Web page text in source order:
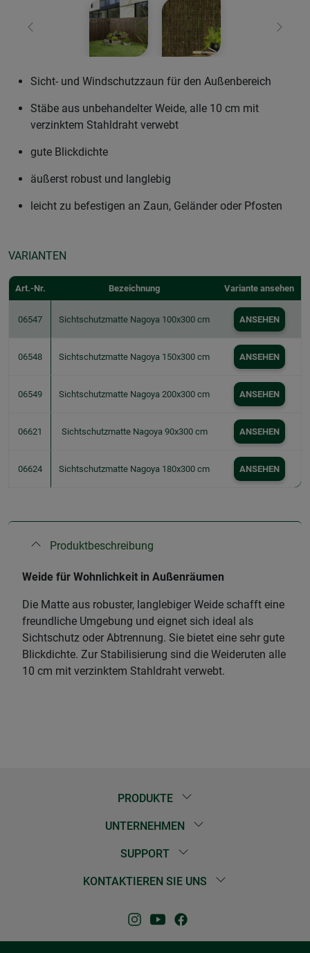
Zurück Weiter
Sicht- und Windschutzzaun für den Außenbereich
Stäbe aus unbehandelter Weide, alle 10 cm mit
verzinktem Stahldraht verwebt
gute Blickdichte
äußerst robust und langlebig
leicht zu befestigen an Zaun, Geländer oder Pfosten
VARIANTEN
Art.-Nr. Bezeichnung Variante ansehen
06547 Sichtschutzmatte Nagoya 100x300 cm ANSEHEN
06548 Sichtschutzmatte Nagoya 150x300 cm ANSEHEN
06549 Sichtschutzmatte Nagoya 200x300 cm ANSEHEN
06621 Sichtschutzmatte Nagoya 90x300 cm ANSEHEN
06624 Sichtschutzmatte Nagoya 180x300 cm ANSEHEN
Produktbeschreibung
Weide für Wohnlichkeit in Außenräumen
Die Matte aus robuster, langlebiger Weide schafft eine
freundliche Umgebung und eignet sich ideal als
Sichtschutz oder Abtrennung. Sie bietet eine sehr gute
Blickdichte. Zur Stabilisierung sind die Weideruten alle
10 cm mit verzinktem Stahldraht verwebt.
PRODUKTE
UNTERNEHMEN
SUPPORT
KONTAKTIEREN SIE UNS